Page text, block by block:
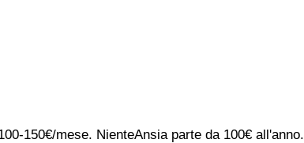
150€/mese. NienteAnsia parte da 100€ all'anno.